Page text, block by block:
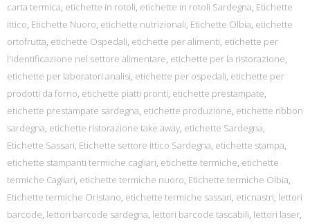
carta termica, etichette in rotoli, etichette in rotoli Sardegna, Etichette
ittico, Etichette Nuoro, etichette nutrizionali, Etichette Olbia, etichette
ortofrutta, etichette Ospedali, etichette per alimenti, etichette per
l'identificazione nel settore alimentare, etichette per la ristorazione,
etichette per laboratori analisi, etichette per ospedali, etichette per
prodotti da forno, etichette piatti pronti, etichette prestampate,
etichette prestampate sardegna, etichette produzione, etichette ribbon
sardegna, etichette ristorazione take away, etichette Sardegna,
Etichette Sassari, Etichette settore ittico Sardegna, etichette stampa,
etichette stampanti termiche cagliari, etichette termiche, etichette
termiche Cagliari, etichette termiche nuoro, Etichette termiche Olbia,
Etichette termiche Oristano, etichette termiche sassari, eticnastri, lettori
barcode, lettori barcode sardegna, lettori barcode tascabili, lettori laser,